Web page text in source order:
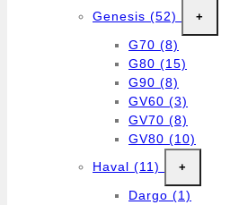
Genesis (52) +
G70 (8)
G80 (15)
G90 (8)
GV60 (3)
GV70 (8)
GV80 (10)
Haval (11) +
Dargo (1)